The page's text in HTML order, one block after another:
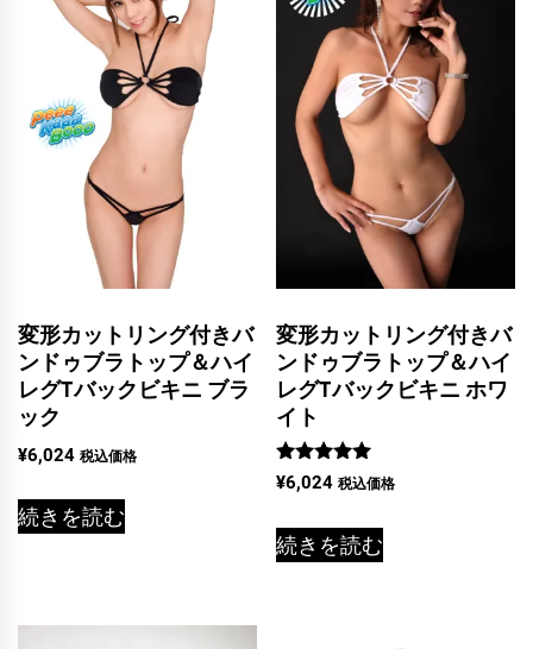
変形カットリング付きバ
ンドゥブラトップ＆ハイ
レグTバックビキニ ブラ
ック
¥6,024 税込価格
続きを読む
変形カットリング付きバ
ンドゥブラトップ＆ハイ
レグTバックビキニ ホワ
イト
5段階中
5.00
¥6,024 税込価格
続きを読む